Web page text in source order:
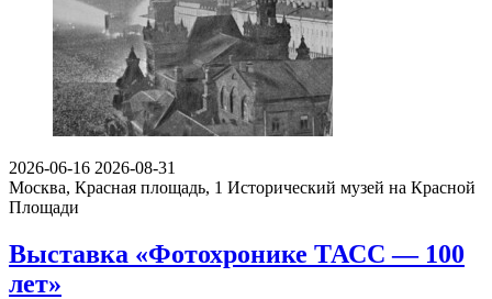
2026-06-16 2026-08-31
Москва, Красная площадь, 1 Исторический музей на Красной
Площади
Выставка «Фотохронике ТАСС — 100
лет»